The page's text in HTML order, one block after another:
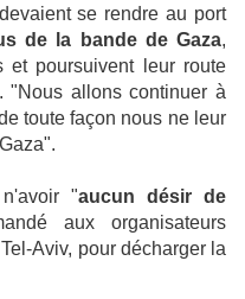
se rendre au port
de la bande de Gaza,
poursuivent leur route
"Nous allons continuer à
toute façon nous ne leur
"aucun désir de
aux organisateurs
Aviv, pour décharger la